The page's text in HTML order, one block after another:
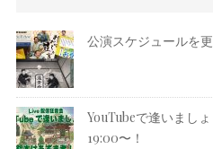
公演スケジュールを
YouTubeで逢いまし
19:00〜！